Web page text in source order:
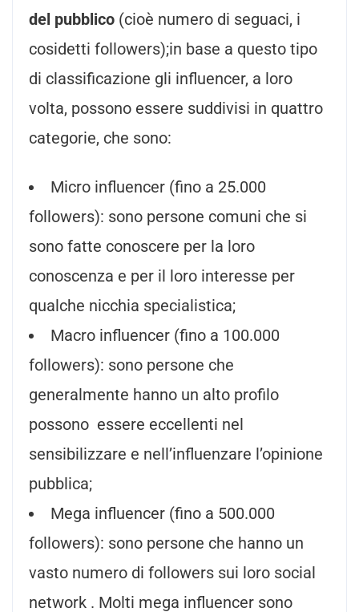
del pubblico (cioè numero di seguaci, i
cosidetti followers);in base a questo tipo
di classificazione gli influencer, a loro
volta, possono essere suddivisi in quattro
categorie, che sono:
Micro influencer (fino a 25.000
followers): sono persone comuni che si
sono fatte conoscere per la loro
conoscenza e per il loro interesse per
qualche nicchia specialistica;
Macro influencer (fino a 100.000
followers): sono persone che
generalmente hanno un alto profilo
possono essere eccellenti nel
sensibilizzare e nell’influenzare l’opinione
pubblica;
Mega influencer (fino a 500.000
followers): sono persone che hanno un
vasto numero di followers sui loro social
network . Molti mega influencer sono